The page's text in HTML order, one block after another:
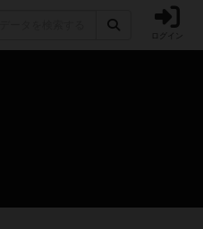
ログイン